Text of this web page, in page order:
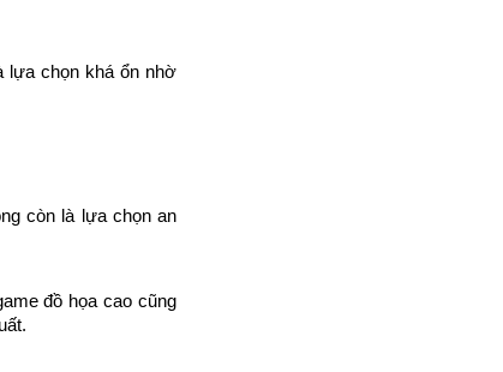
lựa chọn khá ổn nhờ
còn là lựa chọn an
đồ họa cao cũng